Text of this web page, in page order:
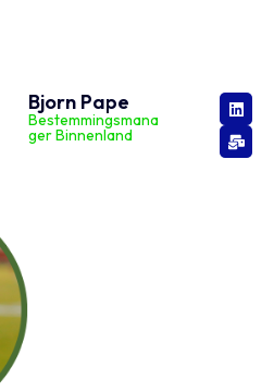
Bjorn Pape
Bestemmingsmana
ger Binnenland